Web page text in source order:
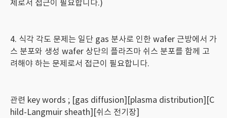
제로서 접근이 필요합니다.)
4. 식각 각도 문제는 일단 gas 분사로 인한 wafer 근방에서 가
스 분포와 생성 wafer 상단의 플라즈마 쉬스 분포를 함께 고
려해야 하는 문제로서 접근이 필요합니다.
관련 key words ; [gas diffusion][plasma distribution][C
hild-Langmuir sheath][쉬스 전기장]